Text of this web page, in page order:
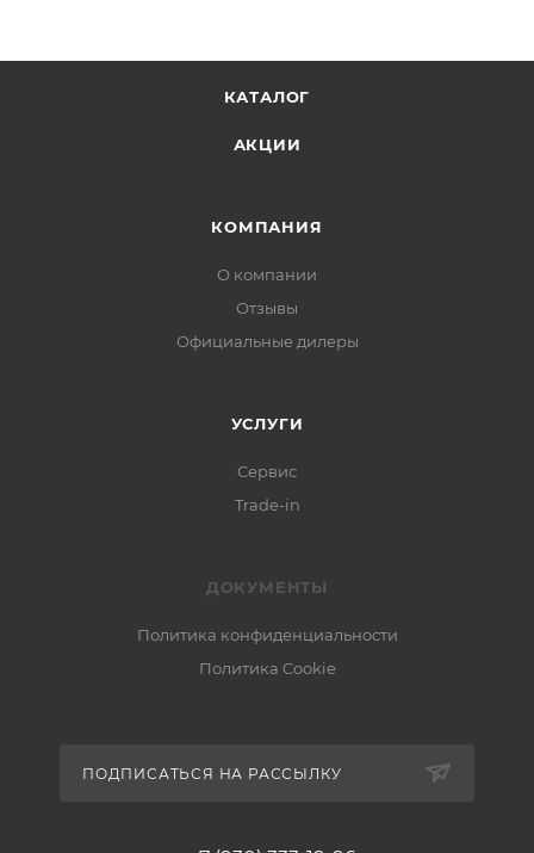
КАТАЛОГ
АКЦИИ
КОМПАНИЯ
О компании
Отзывы
Официальные дилеры
УСЛУГИ
Сервис
Trade-in
ДОКУМЕНТЫ
Политика конфиденциальности
Политика Cookie
ПОДПИСАТЬСЯ НА РАССЫЛКУ